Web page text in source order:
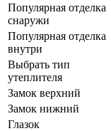
Популярная отделка
снаружи
Популярная отделка
внутри
Выбрать тип
утеплителя
Замок верхний
Замок нижний
Глазок